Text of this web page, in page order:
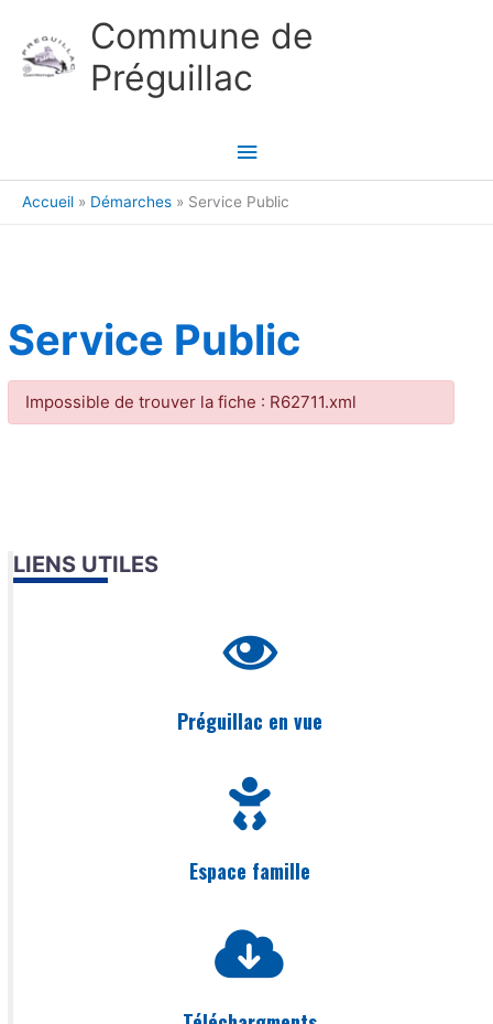
Commune de
Préguillac
Menu
principal
Accueil Démarches Service Public
Service Public
Impossible de trouver la fiche : R62711.xml
LIENS UTILES
Préguillac en vue
Espace famille